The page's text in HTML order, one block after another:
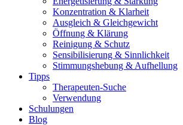
Konzentration & Klarheit
Ausgleich & Gleichgewicht
Öffnung & Klärung
Reinigung & Schutz
Sensibilisierung & Sinnlichkeit
Stimmungshebung & Aufhellung
Tipps
Therapeuten-Suche
Verwendung
Schulungen
Blog